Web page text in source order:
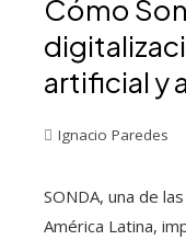
Cómo
artificial y
Ignacio Paredes
SONDA, una de
América Latina,